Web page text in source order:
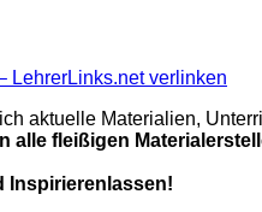
LehrerLinks.net verlinken
aktuelle Materialien,
alle fleißigen
Inspirierenlassen!